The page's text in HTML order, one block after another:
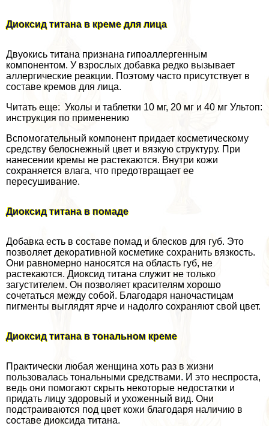
Диоксид титана в креме для лица
Двуокись титана признана гипоаллергенным
компонентом. У взрослых добавка редко вызывает
аллергические реакции. Поэтому часто присутствует в
составе кремов для лица.
Читать еще: Уколы и таблетки 10 мг, 20 мг и 40 мг Ультоп:
инструкция по применению
Вспомогательный компонент придает косметическому
средству белоснежный цвет и вязкую структуру. При
нанесении кремы не растекаются. Внутри кожи
сохраняется влага, что предотвращает ее
пересушивание.
Диоксид титана в помаде
Добавка есть в составе помад и блесков для губ. Это
позволяет декоративной косметике сохранить вязкость.
Они равномерно наносятся на область губ, не
растекаются. Диоксид титана служит не только
загустителем. Он позволяет красителям хорошо
сочетаться между собой. Благодаря наночастицам
пигменты выглядят ярче и надолго сохраняют свой цвет.
Диоксид титана в тональном креме
Пpaктически любая женщина хоть раз в жизни
пользовалась тональными средствами. И это неспроста,
ведь они помогают скрыть некоторые недостатки и
придать лицу здоровый и ухоженный вид. Они
подстраиваются под цвет кожи благодаря наличию в
составе диоксида титана.